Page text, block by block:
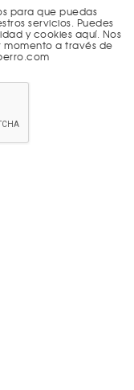
para que puedas
servicios. Puedes
y cookies aquí. Nos
momento a través de